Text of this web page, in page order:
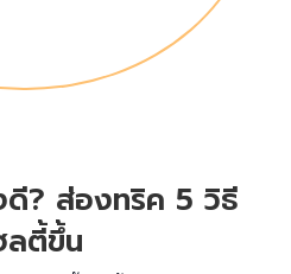
ดี? ส่องทริค 5 วิธี
ลตี้ขึ้น